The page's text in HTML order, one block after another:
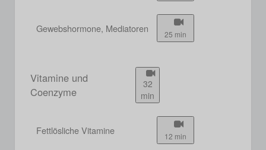
Gewebshormone, Mediatoren 25 min
Vitamine und
Coenzyme
32
min
Fettlösliche Vitamine 12 min